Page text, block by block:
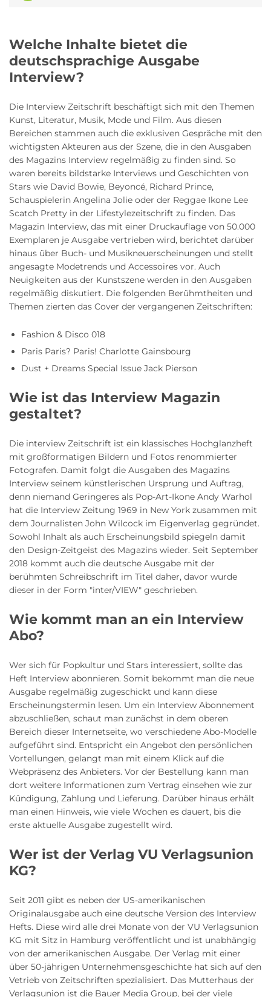
Welche Inhalte bietet die
deutschsprachige Ausgabe
Interview?
Die Interview Zeitschrift beschäftigt sich mit den Themen
Kunst, Literatur, Musik, Mode und Film. Aus diesen
Bereichen stammen auch die exklusiven Gespräche mit den
wichtigsten Akteuren aus der Szene, die in den Ausgaben
des Magazins Interview regelmäßig zu finden sind. So
waren bereits bildstarke Interviews und Geschichten von
Stars wie David Bowie, Beyoncé, Richard Prince,
Schauspielerin Angelina Jolie oder der Reggae Ikone Lee
Scatch Pretty in der Lifestylezeitschrift zu finden. Das
Magazin Interview, das mit einer Druckauflage von 50.000
Exemplaren je Ausgabe vertrieben wird, berichtet darüber
hinaus über Buch- und Musikneuerscheinungen und stellt
angesagte Modetrends und Accessoires vor. Auch
Neuigkeiten aus der Kunstszene werden in den Ausgaben
regelmäßig diskutiert. Die folgenden Berühmtheiten und
Themen zierten das Cover der vergangenen Zeitschriften:
Fashion & Disco 018
Paris Paris? Paris! Charlotte Gainsbourg
Dust + Dreams Special Issue Jack Pierson
Wie ist das Interview Magazin
gestaltet?
Die interview Zeitschrift ist ein klassisches Hochglanzheft
mit großformatigen Bildern und Fotos renommierter
Fotografen. Damit folgt die Ausgaben des Magazins
Interview seinem künstlerischen Ursprung und Auftrag,
denn niemand Geringeres als Pop-Art-Ikone Andy Warhol
hat die Interview Zeitung 1969 in New York zusammen mit
dem Journalisten John Wilcock im Eigenverlag gegründet.
Sowohl Inhalt als auch Erscheinungsbild spiegeln damit
den Design-Zeitgeist des Magazins wieder. Seit September
2018 kommt auch die deutsche Ausgabe mit der
berühmten Schreibschrift im Titel daher, davor wurde
dieser in der Form "inter/VIEW" geschrieben.
Wie kommt man an ein Interview
Abo?
Wer sich für Popkultur und Stars interessiert, sollte das
Heft Interview abonnieren. Somit bekommt man die neue
Ausgabe regelmäßig zugeschickt und kann diese
Erscheinungstermin lesen. Um ein Interview Abonnement
abzuschließen, schaut man zunächst in dem oberen
Bereich dieser Internetseite, wo verschiedene Abo-Modelle
aufgeführt sind. Entspricht ein Angebot den persönlichen
Vortellungen, gelangt man mit einem Klick auf die
Webpräsenz des Anbieters. Vor der Bestellung kann man
dort weitere Informationen zum Vertrag einsehen wie zur
Kündigung, Zahlung und Lieferung. Darüber hinaus erhält
man einen Hinweis, wie viele Wochen es dauert, bis die
erste aktuelle Ausgabe zugestellt wird.
Wer ist der Verlag VU Verlagsunion
KG?
Seit 2011 gibt es neben der US-amerikanischen
Originalausgabe auch eine deutsche Version des Interview
Hefts. Diese wird alle drei Monate von der VU Verlagsunion
KG mit Sitz in Hamburg veröffentlicht und ist unabhängig
von der amerikanischen Ausgabe. Der Verlag mit einer
über 50-jährigen Unternehmensgeschichte hat sich auf den
Vetrieb von Zeitschriften spezialisiert. Das Mutterhaus der
Verlagsunion ist die Bauer Media Group, bei der viele